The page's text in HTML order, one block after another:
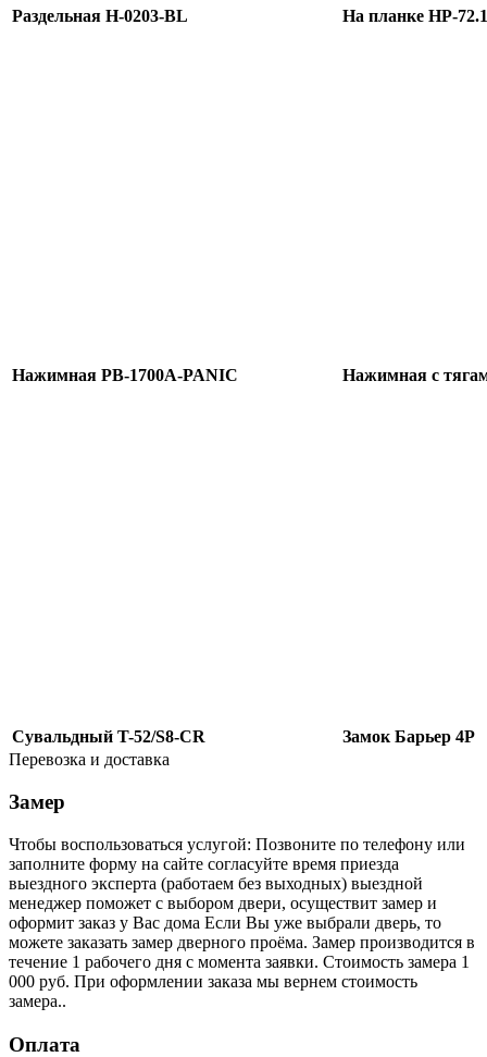
Раздельная H-0203-BL На планке HP-
Нажимная PB-1700A-PANIC Нажимная с
Сувальдный T-52/S8-CR
Замок Барьер 4Р
Перевозка и доставка
Замер
Чтобы воспользоваться услугой: Позвоните по телефону или
заполните форму на сайте согласуйте время приезда
выездного эксперта (работаем без выходных) выездной
менеджер поможет с выбором двери, осуществит замер и
оформит заказ у Вас дома Если Вы уже выбрали дверь, то
можете заказать замер дверного проёма. Замер производится в
течение 1 рабочего дня с момента заявки. Стоимость замера 1
000 руб. При оформлении заказа мы вернем стоимость
замера..
Оплата